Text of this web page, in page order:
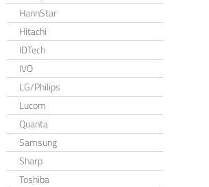
HannStar
Hitachi
IDTech
IVO
LG/Philips
Lucom
Quanta
Samsung
Sharp
Toshiba